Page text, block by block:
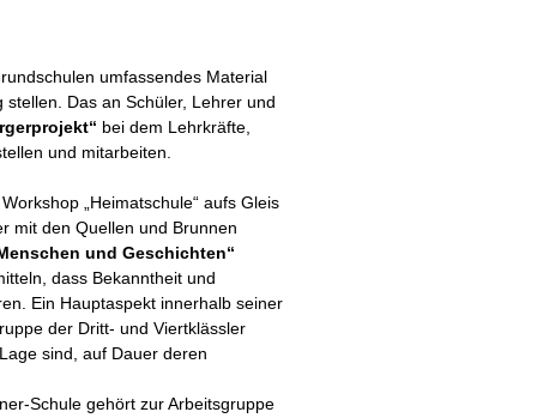
umfassendes Material
Das an Schüler, Lehrer und
bei dem Lehrkräfte,
und mitarbeiten.
„Heimatschule“ aufs Gleis
mit den Quellen und Brunnen
und Geschichten“
dass Bekanntheit und
Ein Hauptaspekt innerhalb seiner
der Dritt- und Viertklässler
sind, auf Dauer deren
Schule gehört zur Arbeitsgruppe